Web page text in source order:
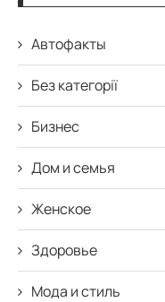
Автофакты
Без категорії
Бизнес
Дом и семья
Женское
Здоровье
Мода и стиль